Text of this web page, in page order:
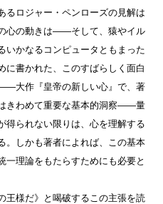
るロジャー・ペンローズの見解は
心の動きは——そして、猿やイル
かなるコンピュータともまった
に書かれた、このすばらしく面白
大作『皇帝の新しい心』で、著
きわめて重要な基本的洞察——量
られない限りは、心を理解する
。しかも著者によれば、この基本
一理論をもたらすためにも必要と
王様だ》と喝破するこの主張を読